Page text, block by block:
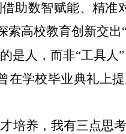
助数智赋能、精准
高校教育创新交出“
是人，而非“工具人”
在学校毕业典礼上
培养，我有三点思